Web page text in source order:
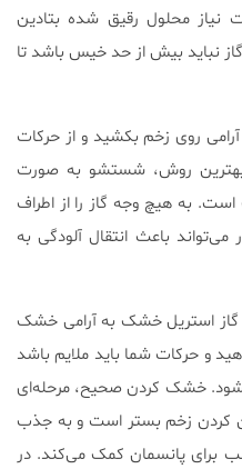
نیاز محلول رقیق شده بتادین
نباید بیش از حد خیس باشد تا
روی زخم بکشید و از حرکات
بهترین روش، شستشو به صورت
به هیچ وجه گاز را از اطراف
باعث انتقال آلودگی به
استریل خشک به آرامی خشک
و حرکات شما باید ملایم باشد
خشک کردن صحیح، مرحله‌ای
کردن زخم بستر است و به جذب
برای پانسمان کمک می‌کند. در